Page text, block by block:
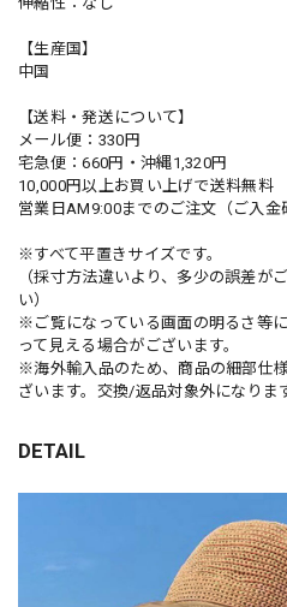
【生産国】
中国
【送料・発送について】
メール便：330円
宅急便：660円・沖縄1,320円
10,000円以上お買い上げで送料無料
営業日AM9:00までのご注文（ご入金
※すべて平置きサイズです。
（採寸方法違いより、多少の誤差が
い）
※ご覧になっている画面の明るさ等
って見える場合がございます。
※海外輸入品のため、商品の細部仕
ざいます。交換/返品対象外になりま
DETAIL